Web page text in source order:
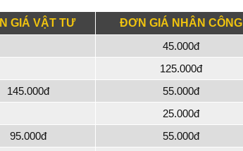
GIÁ VẬT TƯ
ĐƠN GIÁ NHÂN CÔNG
45.000đ
125.000đ
145.000đ
55.000đ
25.000đ
95.000đ
55.000đ